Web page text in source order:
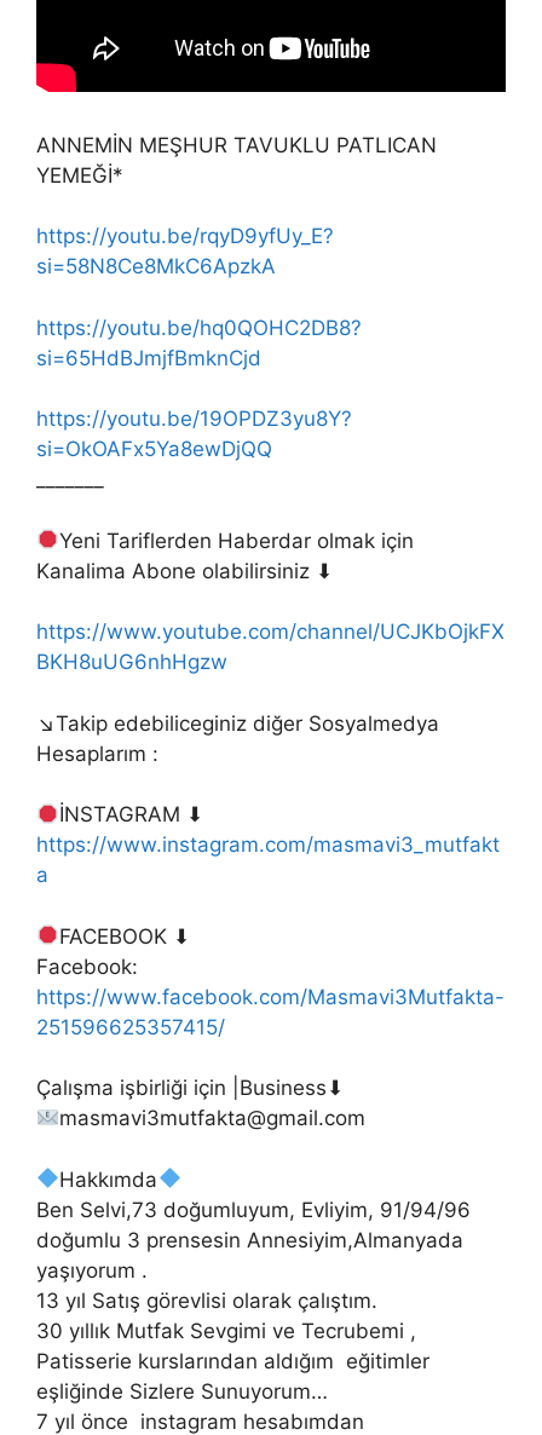
ANNEMİN MEŞHUR TAVUKLU PATLICAN
YEMEĞİ*
https://youtu.be/rqyD9yfUy_E?
si=58N8Ce8MkC6ApzkA
https://youtu.be/hq0QOHC2DB8?
si=65HdBJmjfBmknCjd
https://youtu.be/19OPDZ3yu8Y?
si=OkOAFx5Ya8ewDjQQ
Yeni Tariflerden Haberdar olmak için
Kanalima Abone olabilirsiniz ⬇
https://www.youtube.com/channel/UCJKbOjkFX
BKH8uUG6nhHgzw
↘Takip edebiliceginiz diğer Sosyalmedya
Hesaplarım :
İNSTAGRAM ⬇
https://www.instagram.com/masmavi3_mutfakt
a
FACEBOOK ⬇
Facebook:
https://www.facebook.com/Masmavi3Mutfakta-
251596625357415/
Çalışma işbirliği için |Business⬇
masmavi3mutfakta@gmail.com
Hakkımda
Ben Selvi,73 doğumluyum, Evliyim, 91/94/96
doğumlu 3 prensesin Annesiyim,Almanyada
yaşıyorum .
13 yıl Satış görevlisi olarak çalıştım.
30 yıllık Mutfak Sevgimi ve Tecrubemi ,
Patisserie kurslarından aldığım eğitimler
eşliğinde Sizlere Sunuyorum…
7 yıl önce instagram hesabımdan